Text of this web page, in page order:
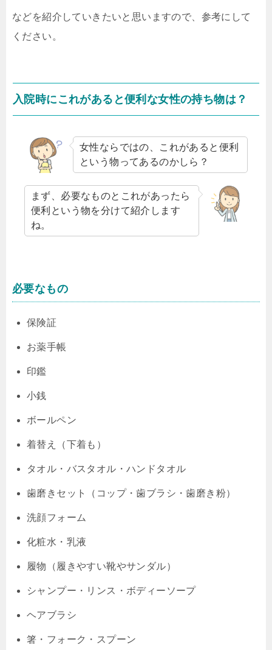
などを紹介していきたいと思いますので、参考にして
ください。
入院時にこれがあると便利な女性の持ち物は？
女性ならではの、これがあると便利
という物ってあるのかしら？
まず、必要なものとこれがあったら
便利という物を分けて紹介します
ね。
必要なもの
保険証
お薬手帳
印鑑
小銭
ボールペン
着替え（下着も）
タオル・バスタオル・ハンドタオル
歯磨きセット（コップ・歯ブラシ・歯磨き粉）
洗顔フォーム
化粧水・乳液
履物（履きやすい靴やサンダル）
シャンプー・リンス・ボディーソープ
ヘアブラシ
箸・フォーク・スプーン